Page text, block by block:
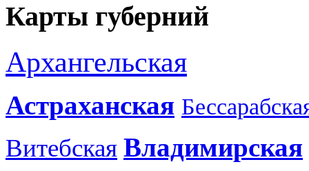
Карты губерний
Архангельская
Астраханская
Витебская Владимирская